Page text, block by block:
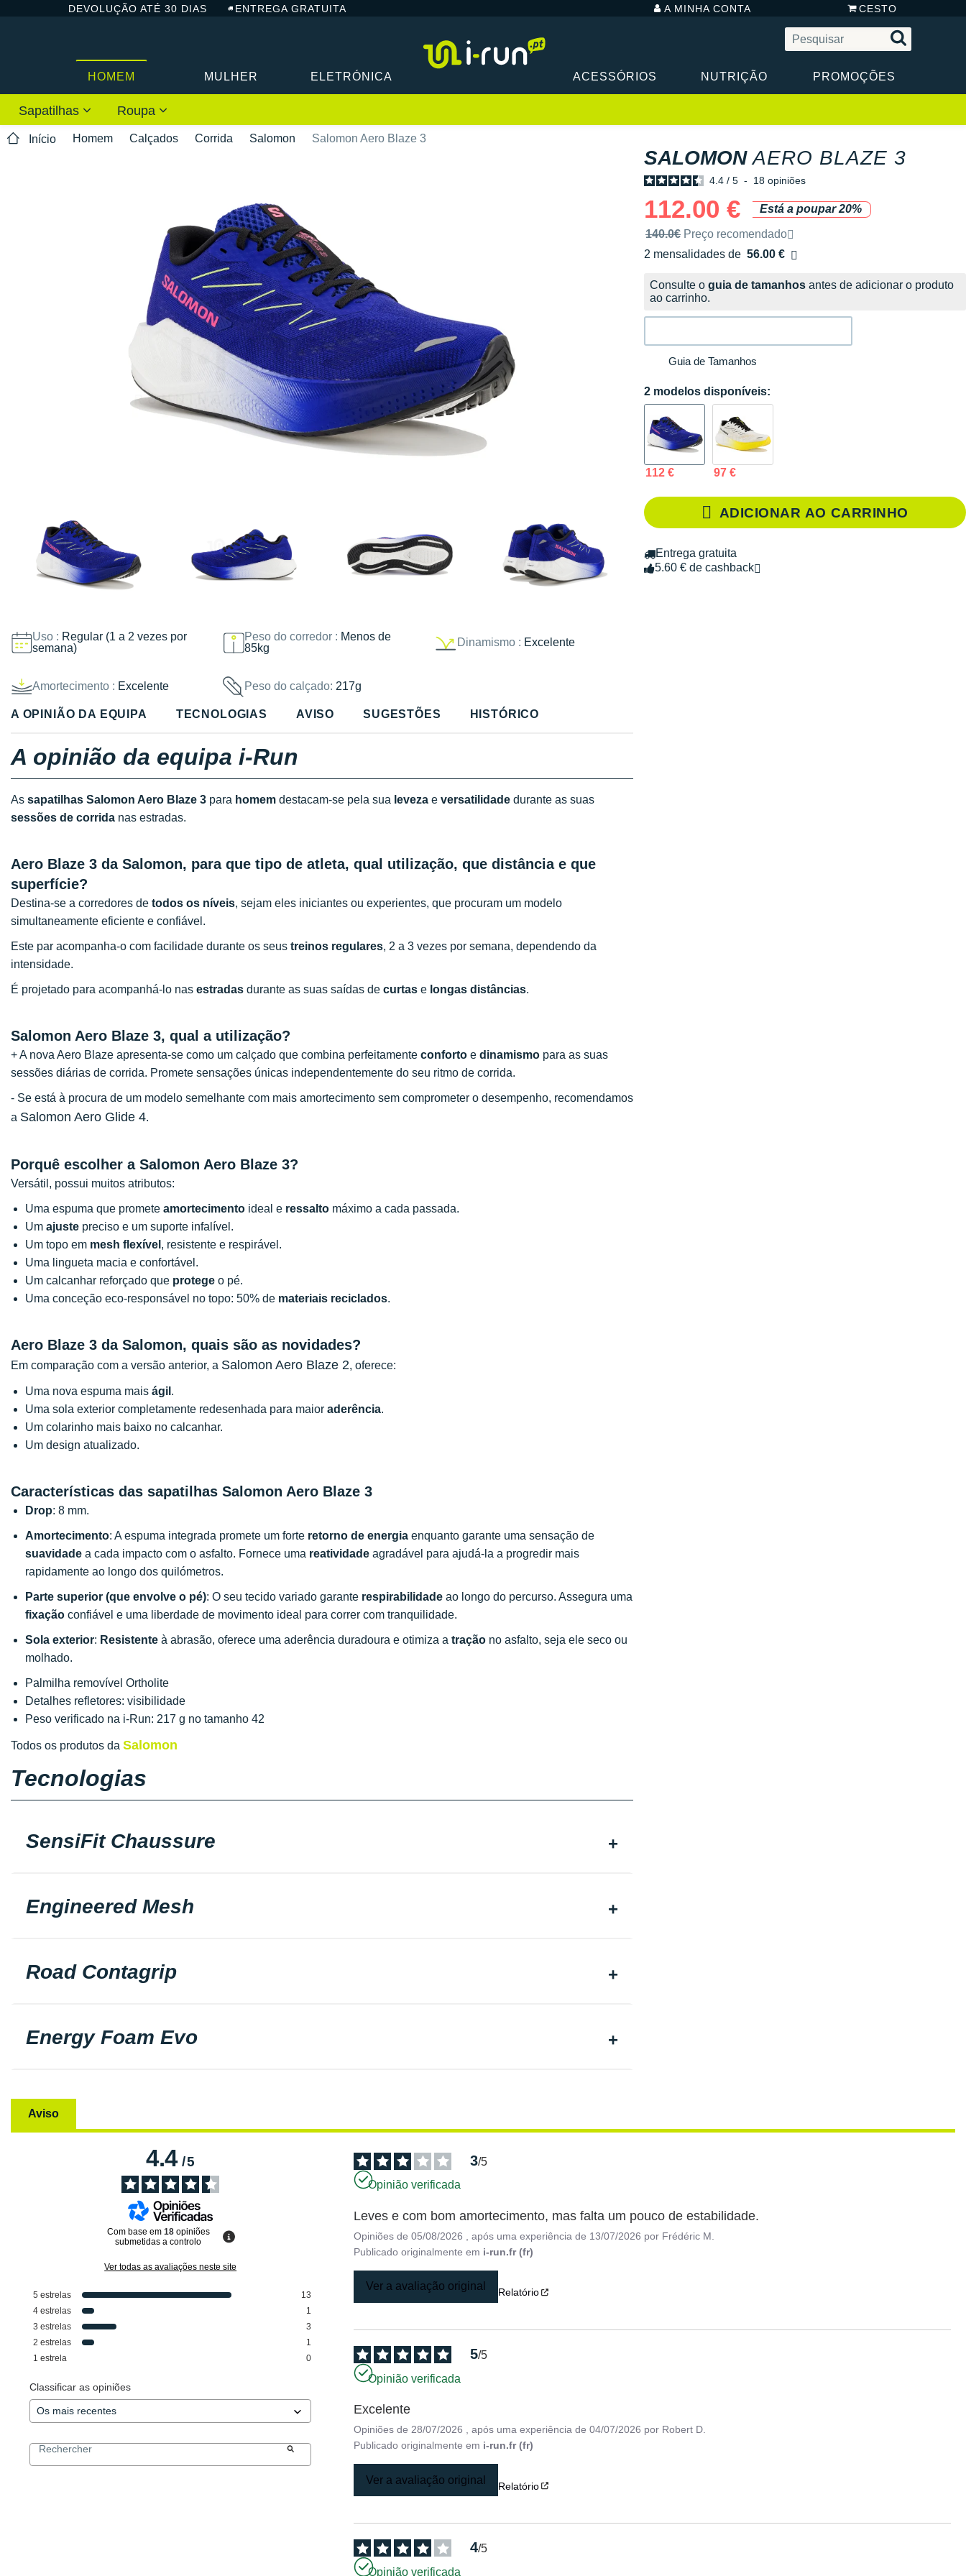
DEVOLUÇÃO ATÉ 30 DIAS ENTREGA GRATUITA A MINHA CONTA CESTO
HOMEM MULHER ELETRÓNICA ACESSÓRIOS NUTRIÇÃO PROMOÇÕES
Sapatilhas Roupa
Início Homem Calçados Corrida Salomon Salomon Aero Blaze 3
Uso : Regular (1 a 2 vezes por
semana)
Peso do corredor : Menos de
85kg
Dinamismo : Excelente
Amortecimento : Excelente Peso do calçado: 217g
SALOMON AERO BLAZE 3
4.4 / 5 - 18 opiniões
112.00 €
Está a poupar 20%
Preço de venda recomendado pela marca
140.0€ Preço recomendado
2 mensalidades de 56.00 €
sem custos
Consulte o guia de tamanhos antes de adicionar o produto
ao carrinho.
Guia de Tamanhos
2 modelos disponíveis:
112 € 97 €
ADICIONAR AO CARRINHO
Entrega gratuita
5.60 € de cashback
A OPINIÃO DA EQUIPA TECNOLOGIAS AVISO SUGESTÕES HISTÓRICO
A opinião da equipa i-Run
As sapatilhas Salomon Aero Blaze 3 para homem destacam-se pela sua leveza e versatilidade durante as suas
sessões de corrida nas estradas.
Aero Blaze 3 da Salomon, para que tipo de atleta, qual utilização, que distância e que
superfície?
Destina-se a corredores de todos os níveis, sejam eles iniciantes ou experientes, que procuram um modelo
simultaneamente eficiente e confiável.
Este par acompanha-o com facilidade durante os seus treinos regulares, 2 a 3 vezes por semana, dependendo da
intensidade.
É projetado para acompanhá-lo nas estradas durante as suas saídas de curtas e longas distâncias.
Salomon Aero Blaze 3, qual a utilização?
+ A nova Aero Blaze apresenta-se como um calçado que combina perfeitamente conforto e dinamismo para as suas
sessões diárias de corrida. Promete sensações únicas independentemente do seu ritmo de corrida.
- Se está à procura de um modelo semelhante com mais amortecimento sem comprometer o desempenho, recomendamos
a Salomon Aero Glide 4.
Porquê escolher a Salomon Aero Blaze 3?
Versátil, possui muitos atributos:
Uma espuma que promete amortecimento ideal e ressalto máximo a cada passada.
Um ajuste preciso e um suporte infalível.
Um topo em mesh flexível , resistente e respirável.
Uma lingueta macia e confortável.
Um calcanhar reforçado que protege o pé.
Uma conceção eco-responsável no topo: 50% de materiais reciclados.
Aero Blaze 3 da Salomon, quais são as novidades?
Em comparação com a versão anterior, a Salomon Aero Blaze 2, oferece:
Uma nova espuma mais ágil .
Uma sola exterior completamente redesenhada para maior aderência.
Um colarinho mais baixo no calcanhar.
Um design atualizado.
Características das sapatilhas Salomon Aero Blaze 3
Drop: 8 mm.
Amortecimento: A espuma integrada promete um forte retorno de energia enquanto garante uma sensação de
suavidade a cada impacto com o asfalto. Fornece uma reatividade agradável para ajudá-la a progredir mais
rapidamente ao longo dos quilómetros.
Parte superior (que envolve o pé): O seu tecido variado garante respirabilidade ao longo do percurso. Assegura uma
fixação confiável e uma liberdade de movimento ideal para correr com tranquilidade.
Sola exterior: Resistente à abrasão, oferece uma aderência duradoura e otimiza a tração no asfalto, seja ele seco ou
molhado.
Palmilha removível Ortholite
Detalhes refletores: visibilidade
Peso verificado na i-Run: 217 g no tamanho 42
Todos os produtos da Salomon
Tecnologias
SensiFit Chaussure
Engineered Mesh
Road Contagrip
Energy Foam Evo
Aviso
4.4/5
Com base em 18 opiniões
submetidas a controlo
Ver todas as avaliações neste site
5 estrelas
13
4 estrelas
1
3 estrelas
3
2 estrelas
1
1 estrela 0
Classificar as opiniões
3/5
Opinião verificada
Leves e com bom amortecimento, mas falta um pouco de estabilidade.
Opiniões de05/08/2026 , após uma experiência de 13/07/2026 por Frédéric M.
Publicado originalmente em i-run.fr (fr)
Ver a avaliação original Relatório
5/5
Opinião verificada
Excelente
Opiniões de 28/07/2026 , após uma experiência de04/07/2026 por Robert D.
Publicado originalmente em i-run.fr (fr)
Ver a avaliação original Relatório
4/5
Opinião verificada